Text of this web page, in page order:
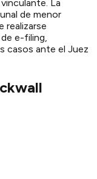
La
de menor
realizarse
e-filing,
casos ante el Juez